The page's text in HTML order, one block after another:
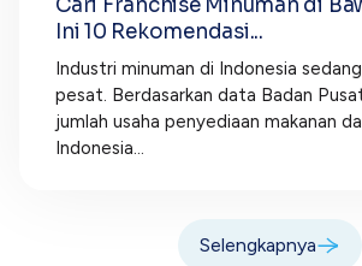
Cari Franchise Minuman di
Ini 10 Rekomendasi...
Industri minuman di Indonesia
pesat. Berdasarkan data Badan
jumlah usaha penyediaan makanan
Indonesia...
Selengkapnya